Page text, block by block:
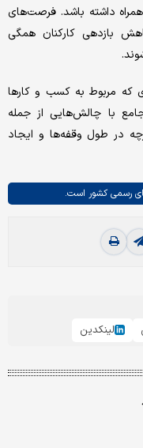
داشته باشد. فرصت‌های
بازدهی کارکنان همگی
که مربوط به کسب و کارها
با چالش‌هایی از جمله
در طول وقفه‌ها و ایجاد
رسمی کشور است.
لینکدین